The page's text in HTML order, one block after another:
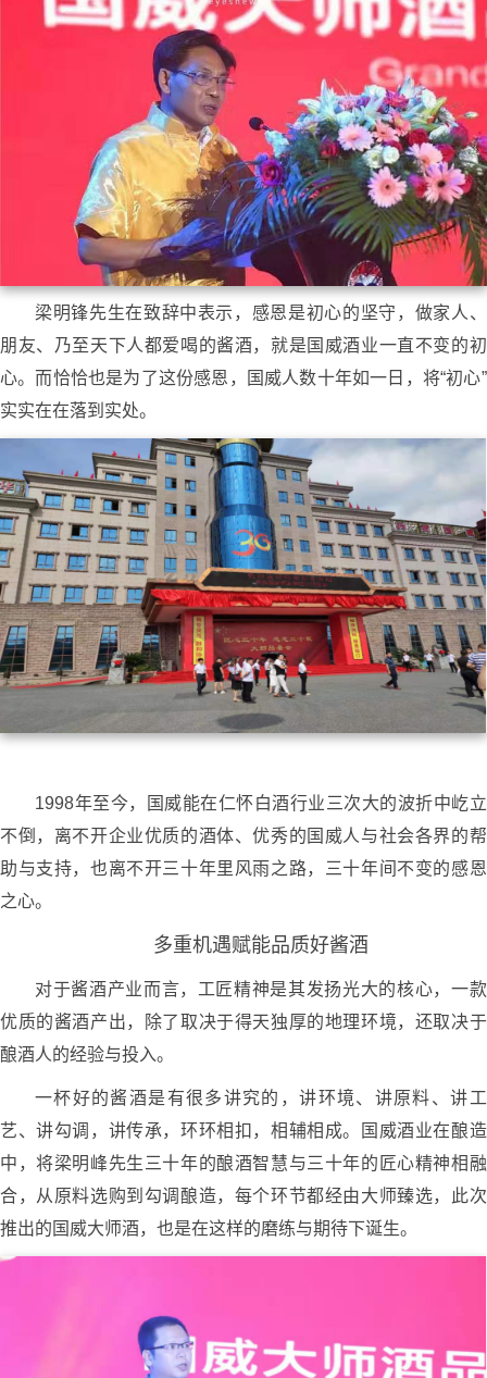
梁明锋先生在致辞中表示，感恩是初心的坚守，做家人、
朋友、乃至天下人都爱喝的酱酒，就是国威酒业一直不变的初
心。而恰恰也是为了这份感恩，国威人数十年如一日，将“初心”
实实在在落到实处。
1998年至今，国威能在仁怀白酒行业三次大的波折中屹立
不倒，离不开企业优质的酒体、优秀的国威人与社会各界的帮
助与支持，也离不开三十年里风雨之路，三十年间不变的感恩
之心。
多重机遇赋能品质好酱酒
对于酱酒产业而言，工匠精神是其发扬光大的核心，一款
优质的酱酒产出，除了取决于得天独厚的地理环境，还取决于
酿酒人的经验与投入。
一杯好的酱酒是有很多讲究的，讲环境、讲原料、讲工
艺、讲勾调，讲传承，环环相扣，相辅相成。国威酒业在酿造
中，将梁明峰先生三十年的酿酒智慧与三十年的匠心精神相融
合，从原料选购到勾调酿造，每个环节都经由大师臻选，此次
推出的国威大师酒，也是在这样的磨练与期待下诞生。